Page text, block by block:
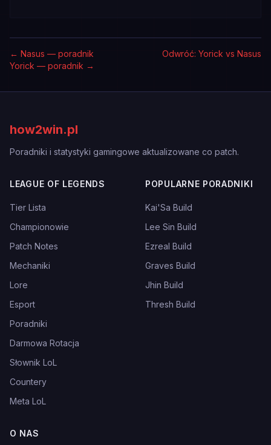
← Nasus — poradnik
Odwróć: Yorick vs Nasus
Yorick — poradnik →
how2win.pl
Poradniki i statystyki gamingowe aktualizowane co patch.
LEAGUE OF LEGENDS
Tier Lista
Championowie
Patch Notes
Mechaniki
Lore
Esport
Poradniki
Darmowa Rotacja
Słownik LoL
Countery
Meta LoL
POPULARNE PORADNIKI
Kai'Sa Build
Lee Sin Build
Ezreal Build
Graves Build
Jhin Build
Thresh Build
O NAS